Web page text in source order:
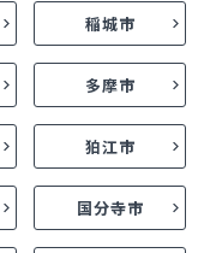
稲城市
多摩市
狛江市
国分寺市